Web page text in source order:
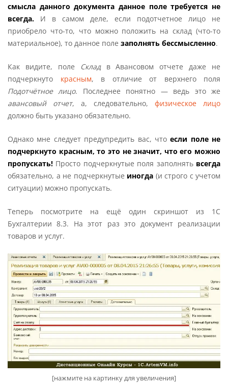
смысла данного документа данное поле требуется не
всегда. И в самом деле, если подотчетное лицо не
приобрело что-то, что можно положить на склад (что-то
материальное), то данное поле заполнять бессмысленно.
Как видите, поле Складв Авансовом отчете даже не
подчеркнуто красным, в отличие от верхнего поля
Подотчётное лицо. Последнее понятно — ведь это же
авансовый отчет, а, следовательно, физическое лицо
должно быть указано обязательно.
Однако мне следует предупредить вас, чтоесли поле не
подчеркнуто красным, то это не значит, что его можно
пропускать! Просто подчеркнутые поля заполнять всегда
обязательно, а не подчеркнутые иногда (и строго с учетом
ситуации) можно пропускать.
Теперь посмотрите на ещё один скриншот из 1С
Бухгалтерии 8.3. На этот раз это документ реализации
товаров и услуг.
[нажмите на картинку для увеличения]